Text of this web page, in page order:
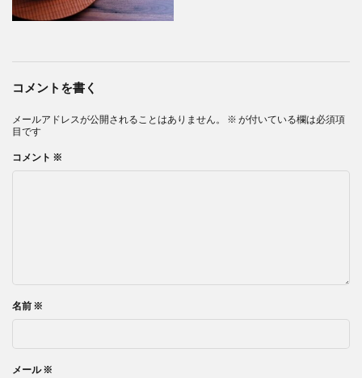
コメントを書く
メールアドレスが公開されることはありません。 ※ が付いている欄は必須項
目です
コメント ※
名前 ※
メール※